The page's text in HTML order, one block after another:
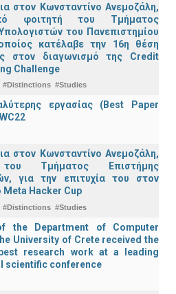
στον Κωνσταντίνο Ανεμοζάλη,
φοιτητή του Τμήματος
του Πανεπιστημίου
κατέλαβε την 16η θέση
στον διαγωνισμό της Credit
Challenge
#Distinctions #Studies
εργασίας (Best Paper
στον Κωνσταντίνο Ανεμοζάλη,
Τμήματος Επιστήμης
για την επιτυχία του στον
Meta Hacker Cup
#Distinctions #Studies
the Department of Computer
University of Crete received the
research work at a leading
scientific conference